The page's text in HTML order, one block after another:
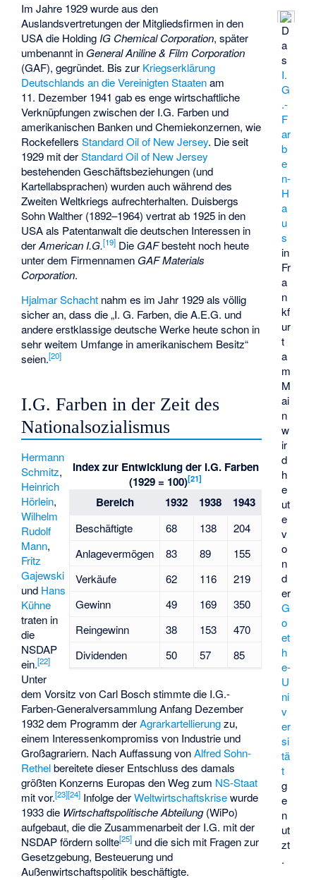
D
a
s
I.
G
.-
F
ar
b
e
n-
H
a
u
s
in
Fr
a
n
kf
ur
t
a
m
M
ai
n
w
ir
d
h
e
ut
e
v
o
n
d
er
G
o
et
h
e-
U
ni
v
er
si
tä
t
g
e
n
ut
zt
.
Im Jahre 1929 wurde aus den
Auslandsvertretungen der Mitgliedsfirmen in den
USA die Holding IG Chemical Corporation, später
umbenannt in General Aniline & Film Corporation
(GAF), gegründet. Bis zur Kriegserklärung
Deutschlands an die Vereinigten Staatenam
11. Dezember 1941 gab es enge wirtschaftliche
Verknüpfungen zwischen der I.G. Farben und
amerikanischen Banken und Chemiekonzernen, wie
RockefellersStandard Oil of New Jersey. Die seit
1929 mit derStandard Oil of New Jersey
bestehenden Geschäftsbeziehungen (und
Kartellabsprachen) wurden auch während des
Zweiten Weltkriegs aufrechterhalten. Duisbergs
Sohn Walther (1892–1964) vertrat ab 1925 in den
USA als Patentanwalt die deutschen Interessen in
derAmerican I.G.[19] Die GAFbesteht noch heute
unter dem Firmennamen GAF Materials
Corporation.
Hjalmar Schacht nahm es im Jahr 1929 als völlig
sicher an, dass die „I. G. Farben, die A.E.G. und
andere erstklassige deutsche Werke heute schon in
sehr weitem Umfange in amerikanischem Besitz“
seien.[20]
I.G. Farben in der Zeit des
Nationalsozialismus
Index zur Entwicklung der I.G. Farben
(1929 = 100)[21]
Bereich 1932 1938 1943
Beschäftigte 68 138
204
Anlagevermögen
83 89
155
Verkäufe
62 116
219
Gewinn
49 169
350
Reingewinn
38 153
470
Dividenden
50 57 85
Hermann
Schmitz,
Heinrich
Hörlein,
Wilhelm
Rudolf
Mann,
Fritz
Gajewski
und Hans
Kühne
traten in
die
NSDAP
ein.[22]
Unter
dem Vorsitz von Carl Bosch stimmte die I.G.-
Farben-Generalversammlung Anfang Dezember
1932 dem Programm derAgrarkartellierungzu,
einem Interessenkompromiss von Industrie und
Großagrariern. Nach Auffassung vonAlfred Sohn-
Rethelbereitete dieser Entschluss des damals
größten Konzerns Europas den Weg zum NS-Staat
mit vor.[23][24] Infolge derWeltwirtschaftskrisewurde
1933 die Wirtschaftspolitische Abteilung(WiPo)
aufgebaut, die die Zusammenarbeit der I.G. mit der
NSDAP fördern sollte[25] und die sich mit Fragen zur
Gesetzgebung, Besteuerung und
Außenwirtschaftspolitik beschäftigte.